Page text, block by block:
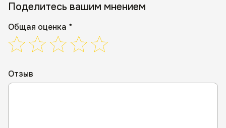
Поделитесь вашим мнением
Общая оценка *
Отзыв